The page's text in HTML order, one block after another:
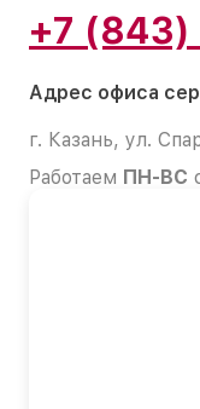
+7
Адрес офиса
г. Казань, ул.
Работаем ПН-ВС